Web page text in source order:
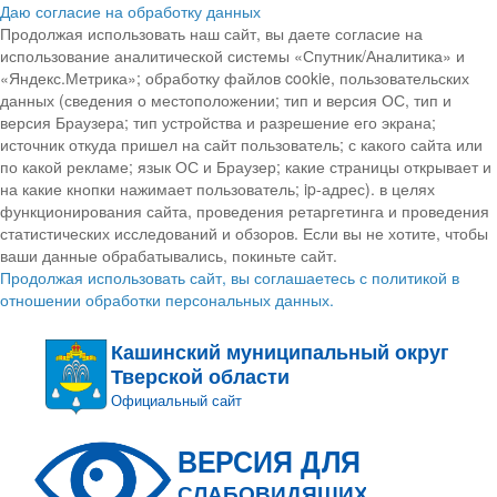
Даю согласие на обработку данных
Продолжая использовать наш сайт, вы даете согласие на
использование аналитической системы «Спутник/Аналитика» и
«Яндекс.Метрика»; обработку файлов cookie, пользовательских
данных (сведения о местоположении; тип и версия ОС, тип и
версия Браузера; тип устройства и разрешение его экрана;
источник откуда пришел на сайт пользователь; с какого сайта или
по какой рекламе; язык ОС и Браузер; какие страницы открывает и
на какие кнопки нажимает пользователь; ip-адрес). в целях
функционирования сайта, проведения ретаргетинга и проведения
статистических исследований и обзоров. Если вы не хотите, чтобы
ваши данные обрабатывались, покиньте сайт.
Продолжая использовать сайт, вы соглашаетесь с политикой в
отношении обработки персональных данных.